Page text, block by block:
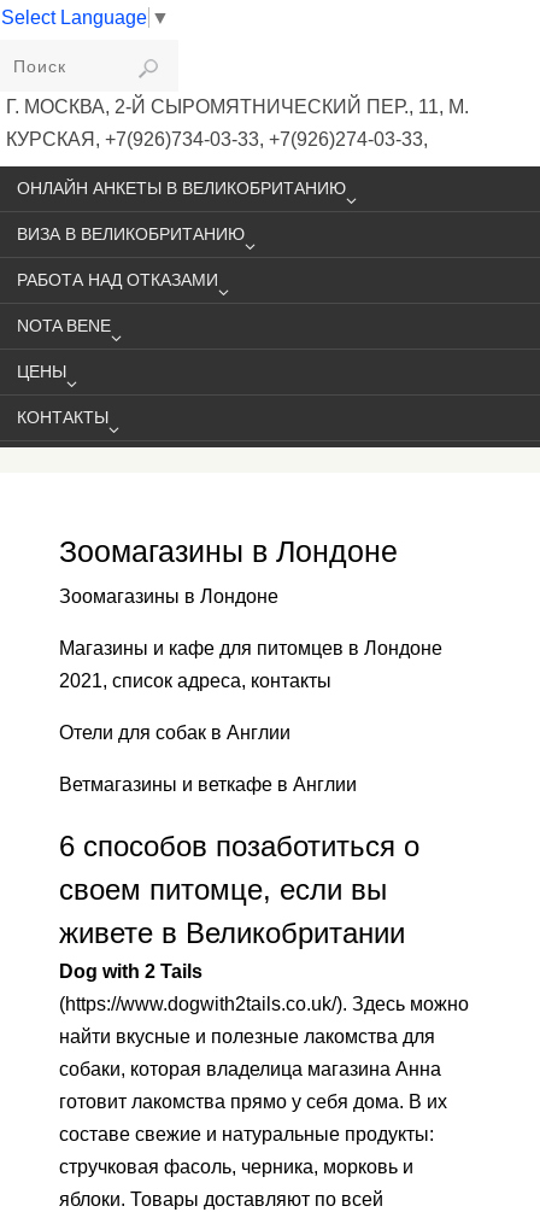
Select Language ▼
VIKIVISA
Г. МОСКВА, 2-Й СЫРОМЯТНИЧЕСКИЙ ПЕР., 11, М.
КУРСКАЯ, +7(926)734-03-33, +7(926)274-03-33,
VISA@VIKIVISA.RU
ОНЛАЙН АНКЕТЫ В ВЕЛИКОБРИТАНИЮ
ВИЗА В ВЕЛИКОБРИТАНИЮ
РАБОТА НАД ОТКАЗАМИ
NOTA BENE
ЦЕНЫ
КОНТАКТЫ
Зоомагазины в Лондоне
Зоомагазины в Лондоне
Магазины и кафе для питомцев в Лондоне
2021, список адреса, контакты
Отели для собак в Англии
Ветмагазины и веткафе в Англии
6 способов позаботиться о
своем питомце, если вы
живете в Великобритании
Dog with 2 Tails
(https://www.dogwith2tails.co.uk/). Здесь можно
найти вкусные и полезные лакомства для
собаки, которая владелица магазина Анна
готовит лакомства прямо у себя дома. В их
составе свежие и натуральные продукты:
стручковая фасоль, черника, морковь и
яблоки. Товары доставляют по всей